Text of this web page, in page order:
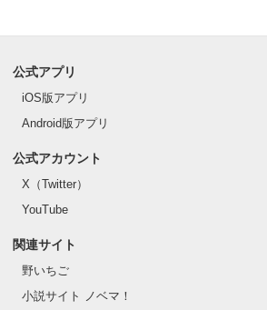
公式アプリ
iOS版アプリ
Android版アプリ
公式アカウント
X（Twitter）
YouTube
関連サイト
野いちご
小説サイト ノベマ！